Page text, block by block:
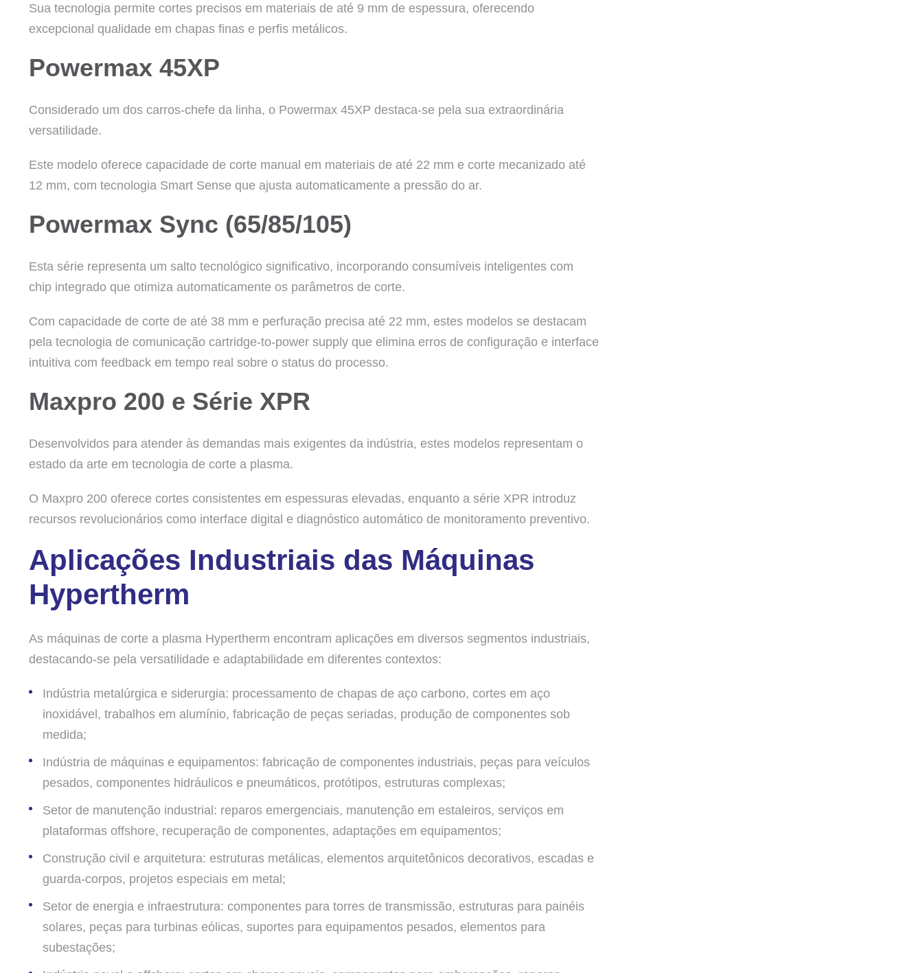
Sua tecnologia permite cortes precisos em materiais de até 9 mm de espessura, oferecendo
excepcional qualidade em chapas finas e perfis metálicos.
Powermax 45XP
Considerado um dos carros-chefe da linha, o Powermax 45XP destaca-se pela sua extraordinária
versatilidade.
Este modelo oferece capacidade de corte manual em materiais de até 22 mm e corte mecanizado até
12 mm, com tecnologia Smart Sense que ajusta automaticamente a pressão do ar.
Powermax Sync (65/85/105)
Esta série representa um salto tecnológico significativo, incorporando consumíveis inteligentes com
chip integrado que otimiza automaticamente os parâmetros de corte.
Com capacidade de corte de até 38 mm e perfuração precisa até 22 mm, estes modelos se destacam
pela tecnologia de comunicação cartridge-to-power supply que elimina erros de configuração e interface
intuitiva com feedback em tempo real sobre o status do processo.
Maxpro 200 e Série XPR
Desenvolvidos para atender às demandas mais exigentes da indústria, estes modelos representam o
estado da arte em tecnologia de corte a plasma.
O Maxpro 200 oferece cortes consistentes em espessuras elevadas, enquanto a série XPR introduz
recursos revolucionários como interface digital e diagnóstico automático de monitoramento preventivo.
Aplicações Industriais das Máquinas
Hypertherm
As máquinas de corte a plasma Hypertherm encontram aplicações em diversos segmentos industriais,
destacando-se pela versatilidade e adaptabilidade em diferentes contextos:
Indústria metalúrgica e siderurgia: processamento de chapas de aço carbono, cortes em aço
inoxidável, trabalhos em alumínio, fabricação de peças seriadas, produção de componentes sob
medida;
Indústria de máquinas e equipamentos: fabricação de componentes industriais, peças para veículos
pesados, componentes hidráulicos e pneumáticos, protótipos, estruturas complexas;
Setor de manutenção industrial: reparos emergenciais, manutenção em estaleiros, serviços em
plataformas offshore, recuperação de componentes, adaptações em equipamentos;
Construção civil e arquitetura: estruturas metálicas, elementos arquitetônicos decorativos, escadas e
guarda-corpos, projetos especiais em metal;
Setor de energia e infraestrutura: componentes para torres de transmissão, estruturas para painéis
solares, peças para turbinas eólicas, suportes para equipamentos pesados, elementos para
subestações;